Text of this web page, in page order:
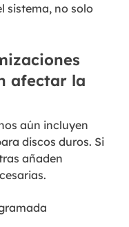
sistema, no solo
afectar la
aún incluyen
discos duros. Si
añaden